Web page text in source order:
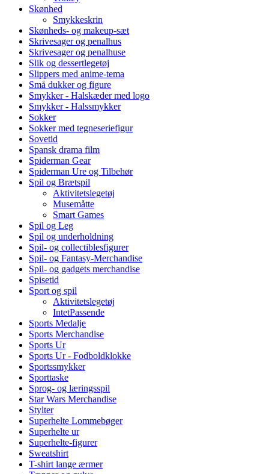
Skønhed
Smykkeskrin
Skønheds- og makeup-sæt
Skrivesager og penalhus
Skrivesager og penalhuse
Slik og dessertlegetøj
Slippers med anime-tema
Små dukker og figure
Smykker - Halskæder med logo
Smykker - Halssmykker
Sokker
Sokker med tegneseriefigur
Sovetid
Spansk drama film
Spiderman Gear
Spiderman Ure og Tilbehør
Spil og Brætspil
Aktivitetslegetøj
Musemåtte
Smart Games
Spil og Leg
Spil og underholdning
Spil- og collectiblesfigurer
Spil- og Fantasy-Merchandise
Spil- og gadgets merchandise
Spisetid
Sport og spil
Aktivitetslegetøj
IntetPassende
Sports Medalje
Sports Merchandise
Sports Ur
Sports Ur - Fodboldklokke
Sportssmykker
Sporttaske
Sprog- og læringsspil
Star Wars Merchandise
Stylter
Superhelte Lommebøger
Superhelte ur
Superhelte-figurer
Sweatshirt
T-shirt lange ærmer